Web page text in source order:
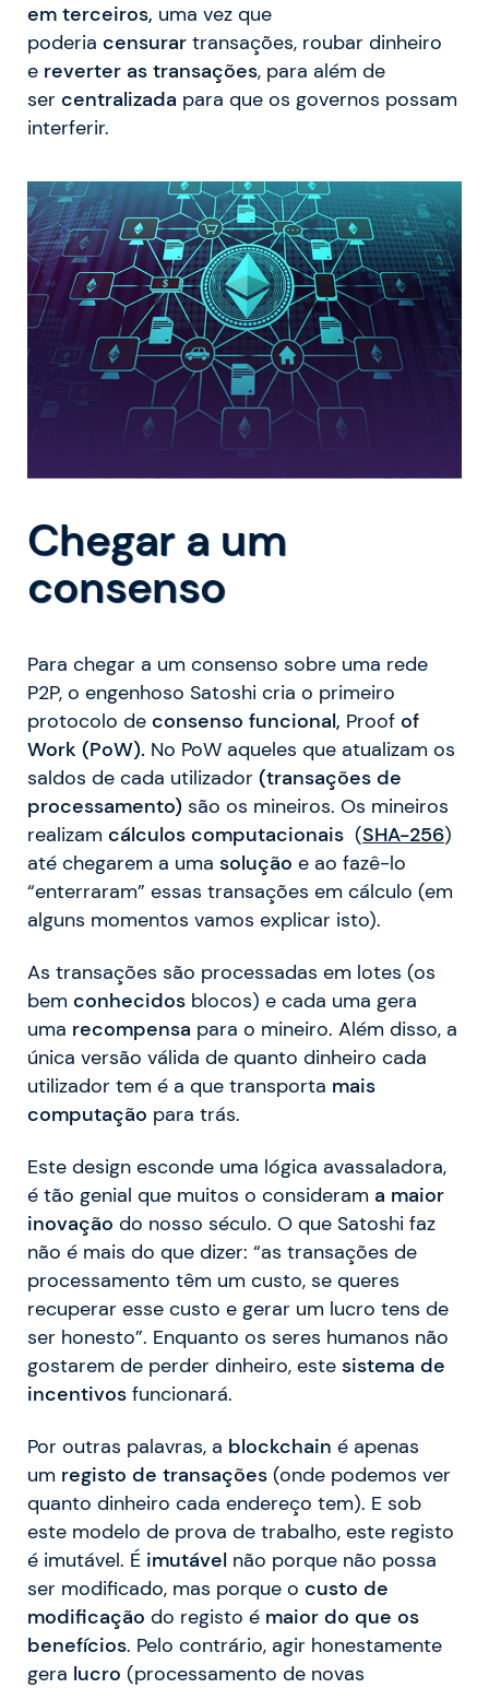
em terceiros, uma vez que
poderia censurar transações, roubar dinheiro
e reverter as transações, para além de
ser centralizada para que os governos possam
interferir.
Chegar a um
consenso
Para chegar a um consenso sobre uma rede
P2P, o engenhoso Satoshi cria o primeiro
protocolo de consenso funcional, Proof of
Work (PoW). No PoW aqueles que atualizam os
saldos de cada utilizador (transações de
processamento) são os mineiros. Os mineiros
realizam cálculos computacionais (SHA-256)
até chegarem a uma solução e ao fazê-lo
“enterraram” essas transações em cálculo (em
alguns momentos vamos explicar isto).
As transações são processadas em lotes (os
bem conhecidos blocos) e cada uma gera
uma recompensa para o mineiro. Além disso, a
única versão válida de quanto dinheiro cada
utilizador tem é a que transporta mais
computação para trás.
Este design esconde uma lógica avassaladora,
é tão genial que muitos o consideram a maior
inovação do nosso século. O que Satoshi faz
não é mais do que dizer: “as transações de
processamento têm um custo, se queres
recuperar esse custo e gerar um lucro tens de
ser honesto”. Enquanto os seres humanos não
gostarem de perder dinheiro, este sistema de
incentivos funcionará.
Por outras palavras, a blockchain é apenas
um registo de transações (onde podemos ver
quanto dinheiro cada endereço tem). E sob
este modelo de prova de trabalho, este registo
é imutável. É imutável não porque não possa
ser modificado, mas porque o custo de
modificação do registo é maior do que os
benefícios. Pelo contrário, agir honestamente
gera lucro (processamento de novas